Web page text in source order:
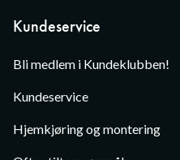
Kundeservice
Bli medlem i Kundeklubben!
Kundeservice
Hjemkjøring og montering